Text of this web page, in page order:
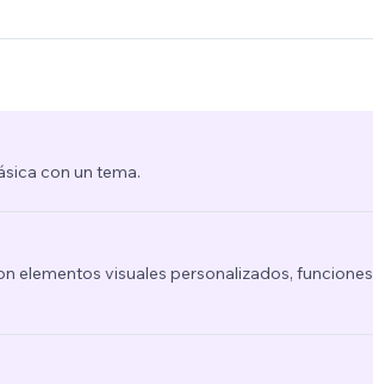
con un tema.
elementos visuales personalizados, funciones